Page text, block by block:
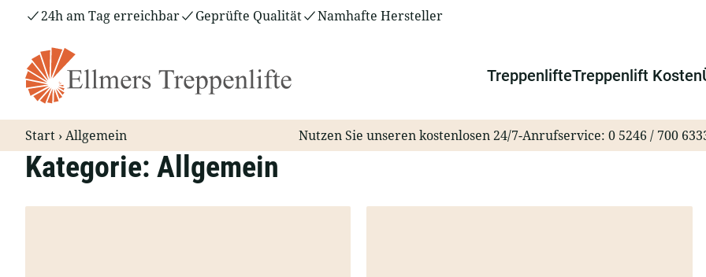
springen
24h am Tag erreichbar Geprüfte Qualität Namhafte Hersteller
TreppenlifteTreppenlift Kosten
Start ›Allgemein Nutzen Sie unseren kostenlosen 24/7-Anrufservice: 0 5246 / 700
Kategorie: Allgemein